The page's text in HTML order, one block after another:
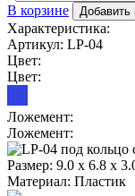
В корзине
Добавить
Характеристика:
Артикул: LP-04
Цвет:
Цвет:
Ложемент:
Ложемент:
Размер: 9.0 х 6.8 х
Материал: Пластик